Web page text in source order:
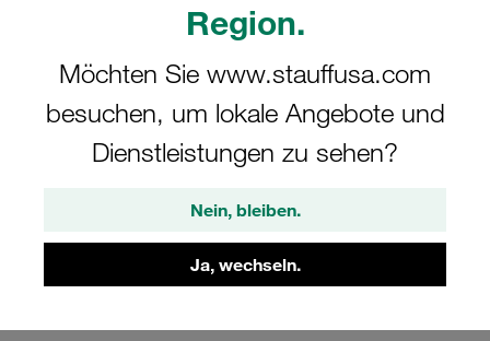
Region.
Möchten Sie www.stauffusa.com
besuchen, um lokale Angebote und
Dienstleistungen zu sehen?
Nein, bleiben.
Ja, wechseln.
Komplettschelle Standard-Baureihe Gr.
6 Ø30mm Polypropylen W10
Anschweißpl., kurz Deckpl., AS-
Schraube RI-Einsatz